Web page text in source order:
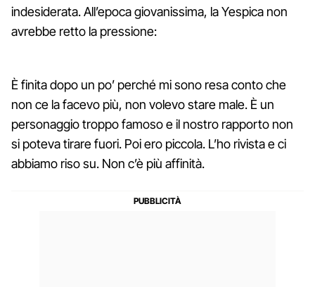
indesiderata. All’epoca giovanissima, la Yespica non
avrebbe retto la pressione:
È finita dopo un po’ perché mi sono resa conto che
non ce la facevo più, non volevo stare male. È un
personaggio troppo famoso e il nostro rapporto non
si poteva tirare fuori. Poi ero piccola. L’ho rivista e ci
abbiamo riso su. Non c’è più affinità.